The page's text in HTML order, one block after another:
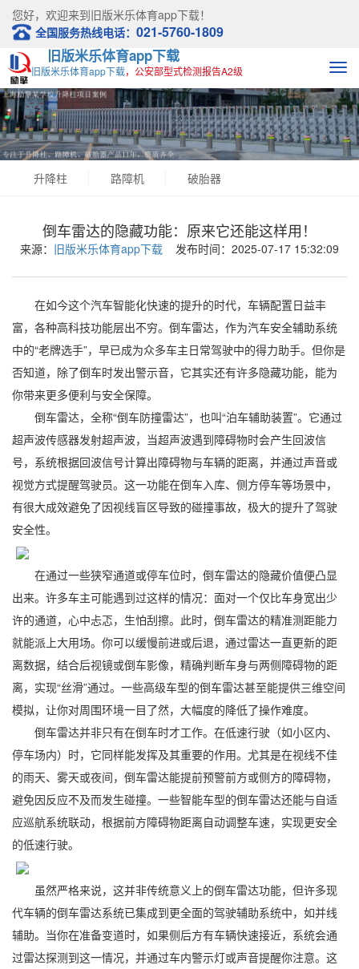
您好，欢迎来到旧版米乐体育app下载！
全国服务热线电话： 021-5760-1809
旧版米乐体育app下载
旧版米乐体育app下载，公安部型式检测报告A2级
升降柱 路障机 破胎器
倒车雷达的隐藏功能：原来它还能这样用！
来源： 旧版米乐体育app下载 发布时间：2025-07-17 15:32:09
在如今这个汽车智能化快速的提升的时代，车辆配置日益丰
富，各种高科技功能层出不穷。倒车雷达，作为汽车安全辅助系统
中的“老牌选手”，早已成为众多车主日常驾驶中的得力助手。但你是
否知道，除了倒车时发出警示音，它其实还有许多隐藏功能，能为
你带来更多便利与安全保障。
倒车雷达，全称“倒车防撞雷达”，也叫“泊车辅助装置”。它通过
超声波传感器发射超声波，当超声波遇到障碍物时会产生回波信
号，系统根据回波信号计算出障碍物与车辆的距离，并通过声音或
视觉方式提醒驾驶员。这一功能在倒车入库、侧方停车等场景中，
有很大成效避免了因视线盲区导致的碰撞事故，极大的提升了驾驶
安全性。
在通过一些狭窄通道或停车位时，倒车雷达的隐藏价值便凸显
出来。许多车主可能遇到过这样的情况：面对一个仅比车身宽出少
许的通道，心中忐忑，生怕刮擦。此时，倒车雷达的精准测距能力
就能派上大用场。你可以缓慢前进或后退，通过雷达一直更新的距
离数据，结合后视镜或倒车影像，精确判断车身与两侧障碍物的距
离，实现“丝滑”通过。一些高级车型的倒车雷达甚至能提供三维空间
模拟，让你对周围环境一目了然，大幅度的降低了操作难度。
倒车雷达并非只有在倒车时才工作。在低速行驶（如小区内、
停车场内）时，它同样能发挥及其重要的作用。尤其是在视线不佳
的雨天、雾天或夜间，倒车雷达能提前预警前方或侧方的障碍物，
避免因反应不及而发生碰撞。一些智能车型的倒车雷达还能与自适
应巡航系统联动，根据前方障碍物距离自动调整车速，实现更安全
的低速行驶。
虽然严格来说，这并非传统意义上的倒车雷达功能，但许多现
代车辆的倒车雷达系统已集成到更全面的驾驶辅助系统中，如并线
辅助。当你在准备变道时，如果侧后方有车辆快速接近，系统会通
过雷达探测到这一情况，并通过车内警示灯或声音提醒你注意。这